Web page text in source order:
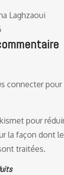
Laghzaoui
connecterpour
pour
la façon dont
traitées.